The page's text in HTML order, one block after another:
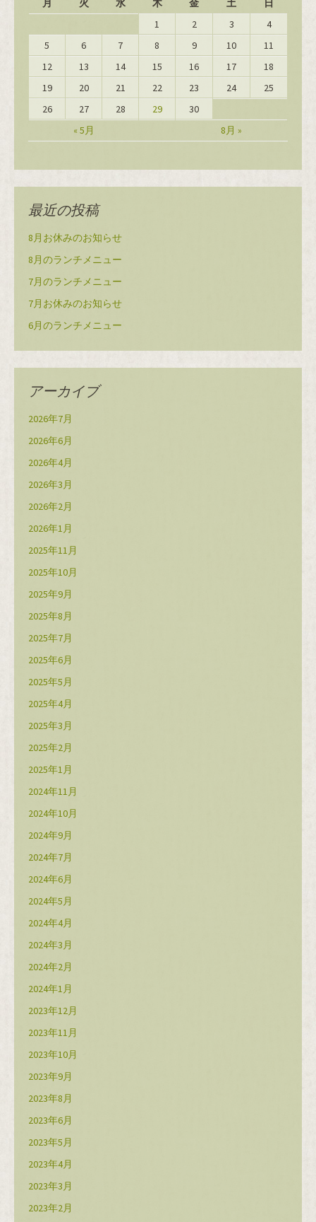
月 火 水 木 金 土 日
« 5月 8月 »
1 2 3
4
5
6 7 8 9 10
11
12
13 14 15 16 17
18
19
20 21 22 23 24
25
26
27 28 29 30
最近の投稿
8月お休みのお知らせ
8月のランチメニュー
7月のランチメニュー
7月お休みのお知らせ
6月のランチメニュー
アーカイブ
2026年7月
2026年6月
2026年4月
2026年3月
2026年2月
2026年1月
2025年11月
2025年10月
2025年9月
2025年8月
2025年7月
2025年6月
2025年5月
2025年4月
2025年3月
2025年2月
2025年1月
2024年11月
2024年10月
2024年9月
2024年7月
2024年6月
2024年5月
2024年4月
2024年3月
2024年2月
2024年1月
2023年12月
2023年11月
2023年10月
2023年9月
2023年8月
2023年6月
2023年5月
2023年4月
2023年3月
2023年2月